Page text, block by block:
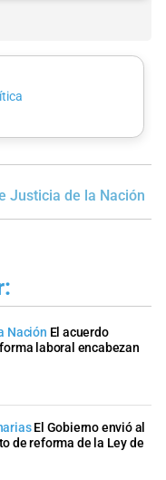
Justicia de la Nación
Nación El acuerdo
laboral encabezan
El Gobierno envió al
de reforma de la Ley de